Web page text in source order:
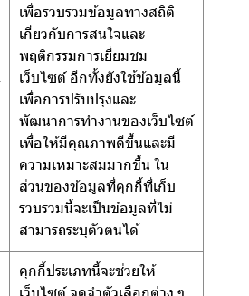
เพื่อรวบรวมข้อมูลทางสถิติ
เกี่ยวกับการสนใจและ
พฤติกรรมการเยี่ยมชม
เว็บไซต์ อีกทั้งยังใช้ข้อมูลนี้
เพื่อการปรับปรุงและ
พัฒนาการทำงานของเว็บไซต์
เพื่อให้มีคุณภาพดีขึ้นและมี
ความเหมาะสมมากขึ้น ใน
ส่วนของข้อมูลที่คุกกี้ที่เก็บ
รวบรวมนี้จะเป็นข้อมูลที่ไม่
สามารถระบุตัวตนได้
คุกกี้ประเภทนี้จะช่วยให้